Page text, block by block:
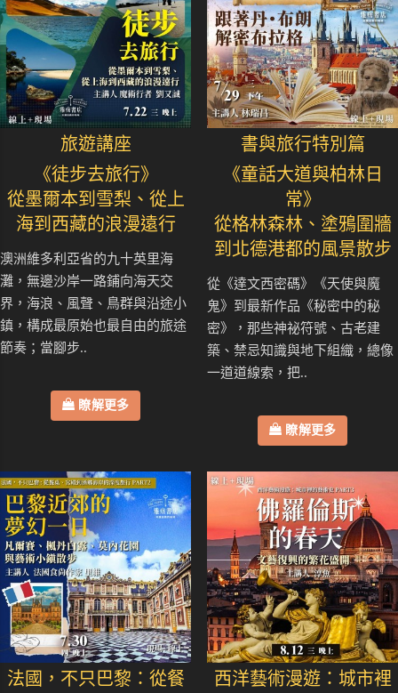
旅遊講座
《徒步去旅行》
從墨爾本到雪梨、從上
海到西藏的浪漫遠行
澳洲維多利亞省的九十英里海
灘，無邊沙岸一路鋪向海天交
界，海浪、風聲、鳥群與沿途小
鎮，構成最原始也最自由的旅途
節奏；當腳步..
瞭解更多
書與旅行特別篇
《童話大道與柏林日
常》
從格林森林、塗鴉圍牆
到北德港都的風景散步
從《達文西密碼》《天使與魔
鬼》到最新作品《秘密中的秘
密》，那些神祕符號、古老建
築、禁忌知識與地下組織，總像
一道道線索，把..
瞭解更多
法國，不只巴黎：從餐
西洋藝術漫遊：城市裡